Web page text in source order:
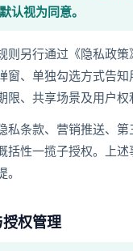
认视为同意。
另行通过《隐私政策
窗、单独勾选方式告知
限、共享场景及用户权
私条款、营销推送、
括性一揽子授权。上述
权管理